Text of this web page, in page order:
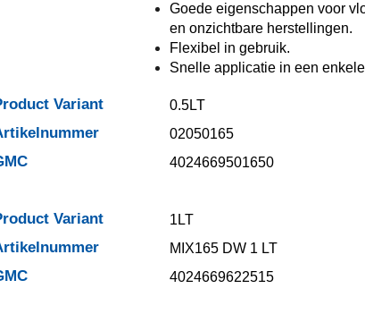
Goede eigenschappen voor
en onzichtbare herstellingen.
Flexibel in gebruik.
Snelle applicatie in een
Variant 0.5LT
02050165
4024669501650
Variant 1LT
MIX165 DW 1 LT
4024669622515